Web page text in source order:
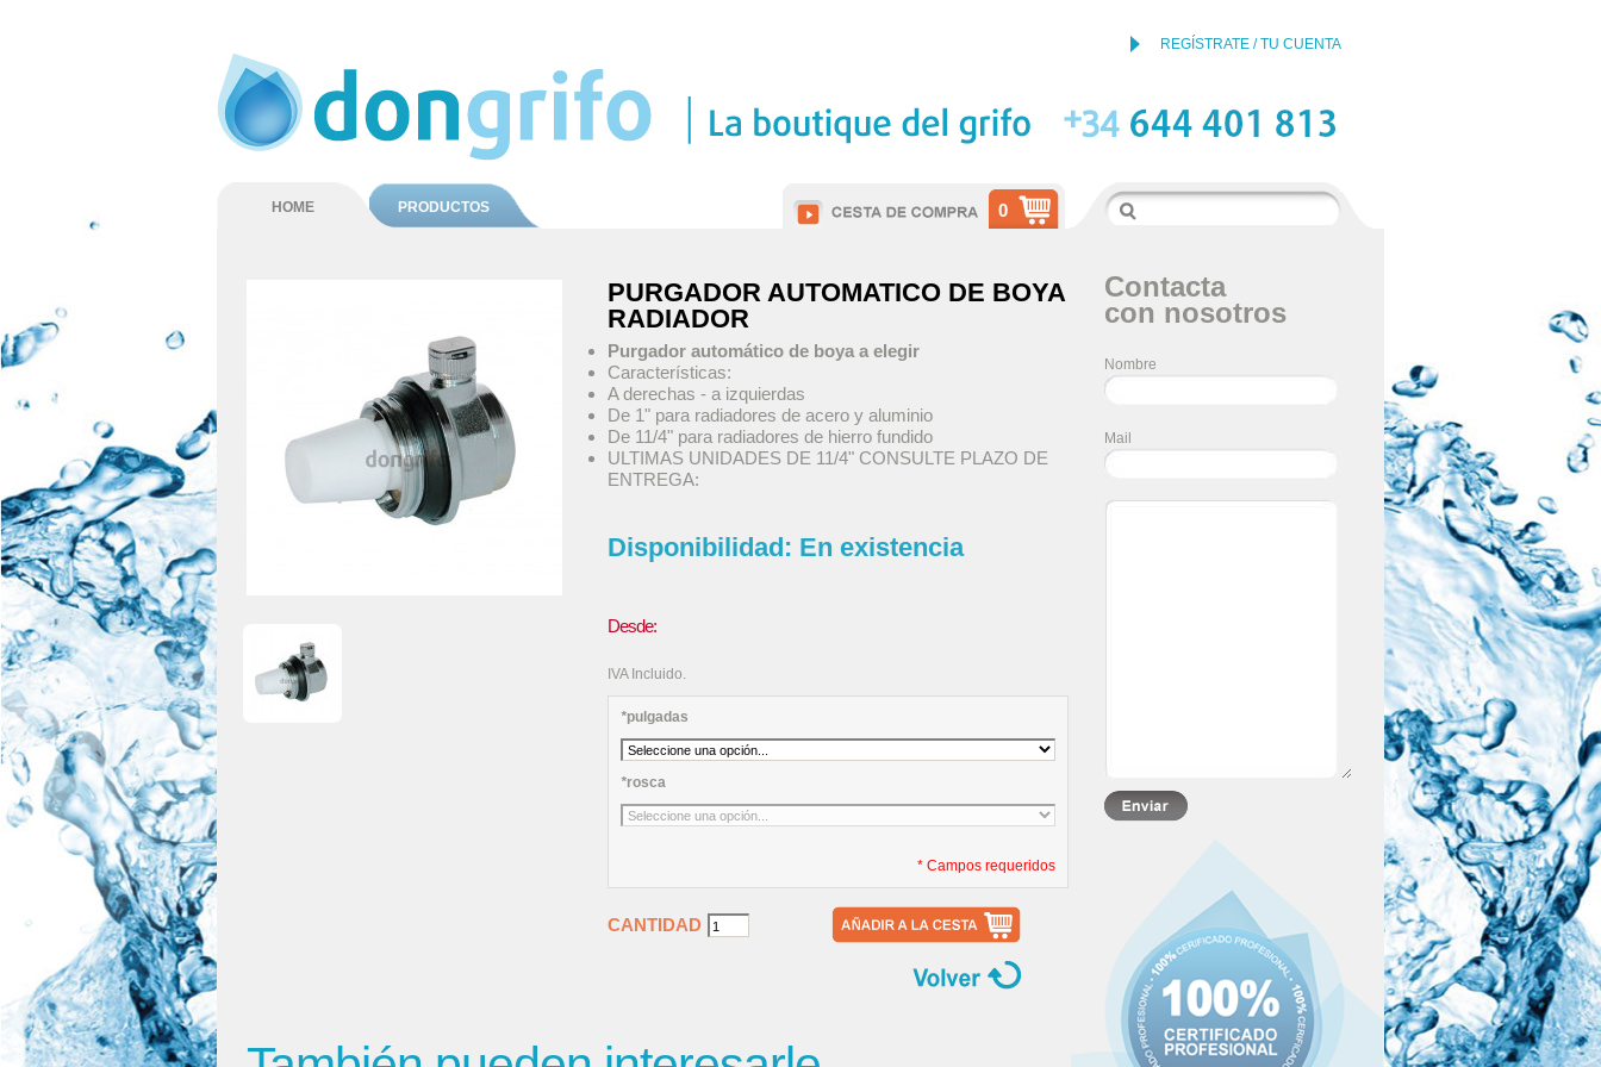
REGÍSTRATE / TU CUENTA
HOME PRODUCTOS 0
PURGADOR AUTOMATICO DE BOYA
RADIADOR
Purgador automático de boya a elegir
Características:
A derechas - a izquierdas
De 1" para radiadores de acero y aluminio
De 11/4" para radiadores de hierro fundido
ULTIMAS UNIDADES DE 11/4" CONSULTE PLAZO DE
ENTREGA:
Disponibilidad: En existencia
Desde:
IVA Incluido.
*pulgadas
*rosca
* Campos requeridos
CANTIDAD
Contacta
con nosotros
Nombre
Mail